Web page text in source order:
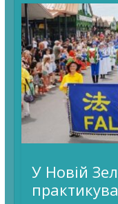
У Новій